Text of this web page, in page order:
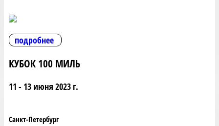
подробнее
КУБОК 100 МИЛЬ
11 - 13 июня 2023 г.
Санкт-Петербург